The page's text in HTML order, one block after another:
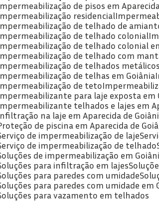
Impermeabilização de pisos em
Impermeabilização residencial
Impermeabilização de telhado de
Impermeabilização de telhado colonial
Impermeabilização de telhado colonial
Impermeabilização de telhado com
Impermeabilização de telhados metálicos
Impermeabilização de telhas em Goiânia
Impermeabilização de teto
Impermeabilizante para laje exposta em
Impermeabilizante telhados e lajes em
Infiltração na laje em Aparecida de
Proteção de piscina em Aparecida de
Serviço de impermeabilização de laje
Serviço de impermeabilização de telhado
Soluções de impermeabilização em
Soluções para infiltração em lajes
Soluções para paredes com umidade
Soluções para paredes com umidade em
Soluções para vazamento em telhados